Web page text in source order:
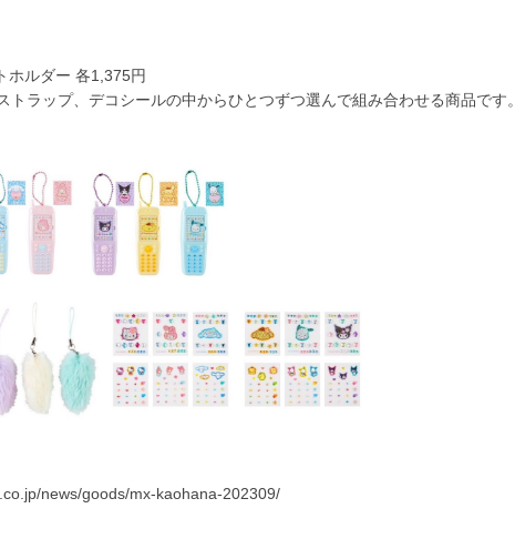
ホルダー 各1,375円
トラップ、デコシールの中からひとつずつ選んで組み合わせる商品です。
news/goods/mx-kaohana-202309/